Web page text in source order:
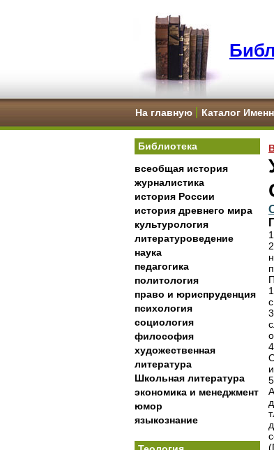
На главную Каталог
Библиотека
всеобщая история
журналистика
история России
история древнего мира
культурология
литературоведение
наука
педагогика
политология
право и юриспруденция
психология
социология
философия
художественная
литература
Школьная литература
экономика и менеджмент
юмор
языкознание